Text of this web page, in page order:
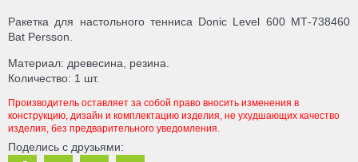
Ракетка для настольного тенниса Donic Level 600 МТ-738460
Bat Persson.
Материал: древесина, резина.
Количество: 1 шт.
Производитель оставляет за собой право вносить изменения в
конструкцию, дизайн и комплектацию изделия, не ухудшающих качество
изделия, без предварительного уведомления.
Поделись с друзьями: